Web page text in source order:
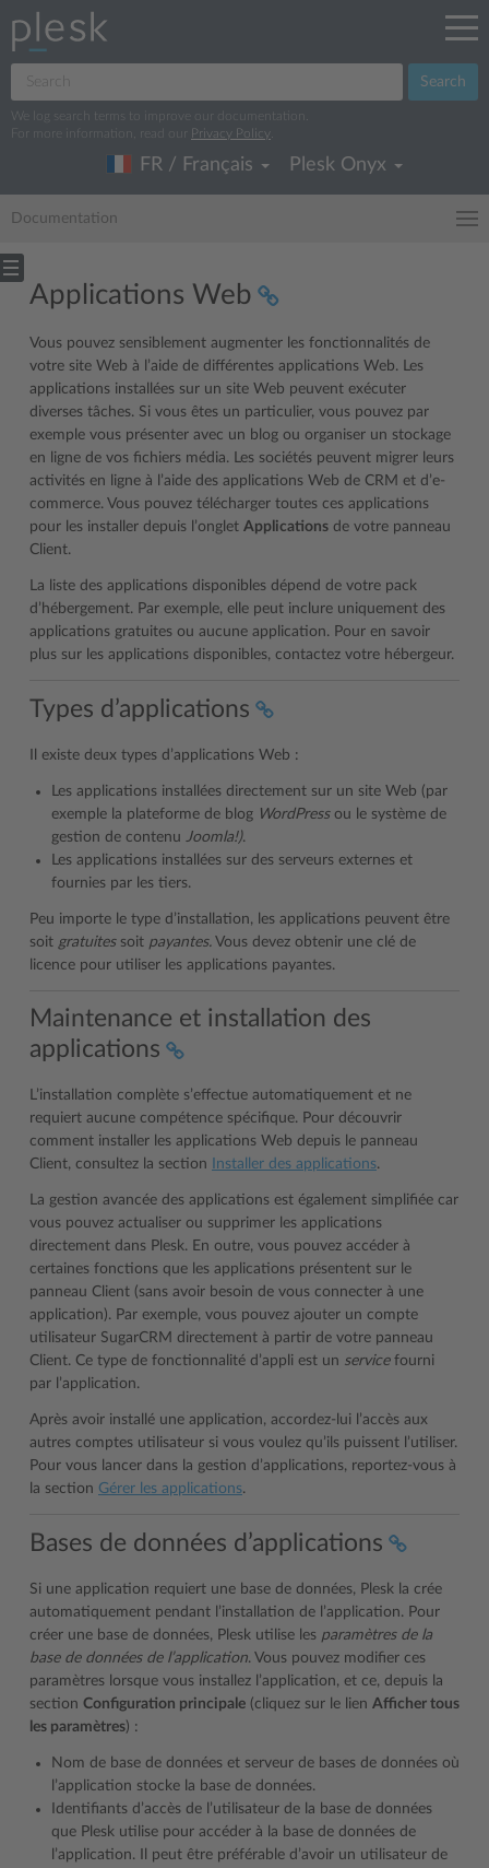
Search
We log search terms to improve our documentation.
For more information, read our
Privacy Policy
FR / Français Plesk Onyx
Documentation
Applications Web
Vous pouvez sensiblement augmenter les fonctionnalités de
votre site Web à l’aide de différentes applications Web. Les
applications installées sur un site Web peuvent exécuter
diverses tâches. Si vous êtes un particulier, vous pouvez par
exemple vous présenter avec un blog ou organiser un stockage
en ligne de vos fichiers média. Les sociétés peuvent migrer leurs
activités en ligne à l’aide des applications Web de CRM et d’e-
commerce. Vous pouvez télécharger toutes ces applications
pour les installer depuis l’onglet Applications de votre panneau
Client.
La liste des applications disponibles dépend de votre pack
d’hébergement. Par exemple, elle peut inclure uniquement des
applications gratuites ou aucune application. Pour en savoir
plus sur les applications disponibles, contactez votre hébergeur.
Types d’applications
Il existe deux types d’applications Web :
Les applications installées directement sur un site Web (par
exemple la plateforme de blog WordPressou le système de
gestion de contenu Joomla!).
Les applications installées sur des serveurs externes et
fournies par les tiers.
Peu importe le type d’installation, les applications peuvent être
soit gratuitessoit payantes. Vous devez obtenir une clé de
licence pour utiliser les applications payantes.
Maintenance et installation des
applications
L’installation complète s’effectue automatiquement et ne
requiert aucune compétence spécifique. Pour découvrir
comment installer les applications Web depuis le panneau
Client, consultez la section
Installer des applications.
La gestion avancée des applications est également simplifiée car
vous pouvez actualiser ou supprimer les applications
directement dans Plesk. En outre, vous pouvez accéder à
certaines fonctions que les applications présentent sur le
panneau Client (sans avoir besoin de vous connecter à une
application). Par exemple, vous pouvez ajouter un compte
utilisateur SugarCRM directement à partir de votre panneau
Client. Ce type de fonctionnalité d’appli est un servicefourni
par l’application.
Après avoir installé une application, accordez-lui l’accès aux
autres comptes utilisateur si vous voulez qu’ils puissent l’utiliser.
Pour vous lancer dans la gestion d’applications, reportez-vous à
la section Gérer les applications.
Bases de données d’applications
Si une application requiert une base de données, Plesk la crée
automatiquement pendant l’installation de l’application. Pour
créer une base de données, Plesk utilise les paramètres de la
base de données de l’application. Vous pouvez modifier ces
paramètres lorsque vous installez l’application, et ce, depuis la
section Configuration principale (cliquez sur le lien Afficher tous
les paramètres) :
Nom de base de données et serveur de bases de données où
l’application stocke la base de données.
Identifiants d’accès de l’utilisateur de la base de données
que Plesk utilise pour accéder à la base de données de
l’application. Il peut être préférable d’avoir un utilisateur de